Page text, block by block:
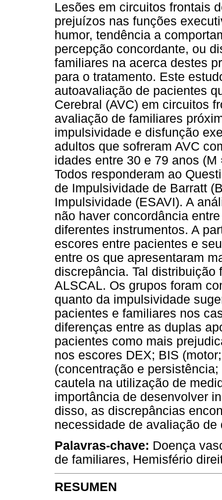
Lesões em circuitos frontais
prejuízos nas funções
humor, tendência a
percepção concordante, ou
familiares na acerca destes
para o tratamento. Este
autoavaliação de pacientes
Cerebral (AVC) em circuitos
avaliação de familiares
impulsividade e disfunção
adultos que sofreram AVC
idades entre 30 e 79 anos
Todos responderam ao
de Impulsividade de Barratt
Impulsividade (ESAVI). A
não haver concordância
diferentes instrumentos. A
escores entre pacientes e
entre os que apresentaram
discrepância. Tal
ALSCAL. Os grupos foram
quanto da impulsividade
pacientes e familiares nos
diferenças entre as duplas
pacientes como mais
nos escores DEX; BIS
(concentração e
cautela na utilização de
importância de desenvolver
disso, as discrepâncias
necessidade de avaliação
Palavras-chave: Doença
de familiares, Hemisfério
RESUMEN